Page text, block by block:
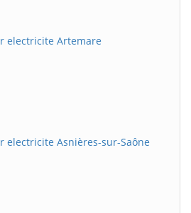
electricite Artemare
electricite Asnières-sur-Saône